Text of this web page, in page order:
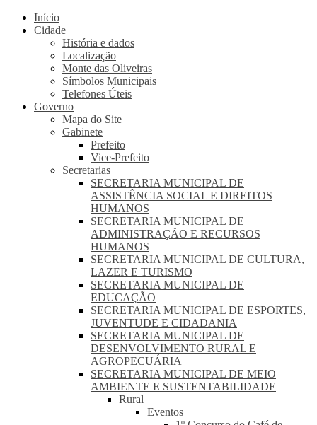
Início
Cidade
História e dados
Localização
Monte das Oliveiras
Símbolos Municipais
Telefones Úteis
Governo
Mapa do Site
Gabinete
Prefeito
Vice-Prefeito
Secretarias
SECRETARIA MUNICIPAL DE
ASSISTÊNCIA SOCIAL E DIREITOS
HUMANOS
SECRETARIA MUNICIPAL DE
ADMINISTRAÇÃO E RECURSOS
HUMANOS
SECRETARIA MUNICIPAL DE CULTURA,
LAZER E TURISMO
SECRETARIA MUNICIPAL DE
EDUCAÇÃO
SECRETARIA MUNICIPAL DE ESPORTES,
JUVENTUDE E CIDADANIA
SECRETARIA MUNICIPAL DE
DESENVOLVIMENTO RURAL E
AGROPECUÁRIA
SECRETARIA MUNICIPAL DE MEIO
AMBIENTE E SUSTENTABILIDADE
Rural
Eventos